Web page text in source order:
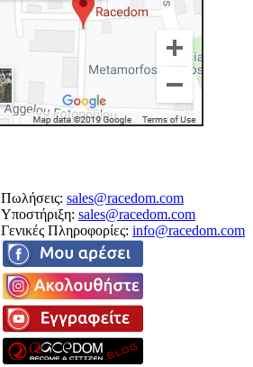
Πωλήσεις: sales@racedom.com
Υποστήριξη: sales@racedom.com
Γενικές Πληροφορίες: info@racedom.com